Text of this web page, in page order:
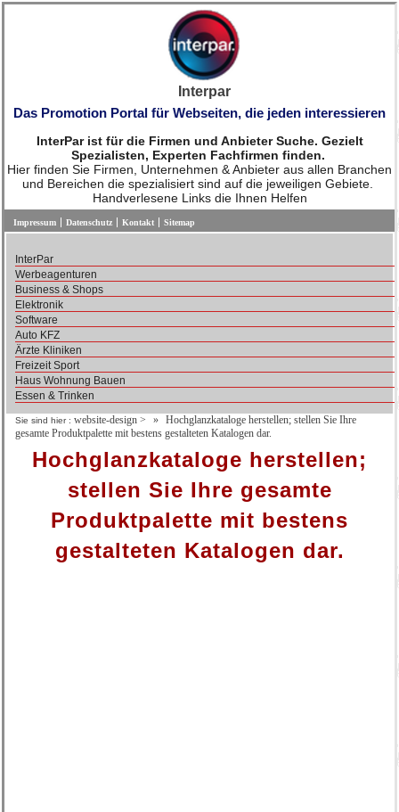
Interpar
Das Promotion Portal für Webseiten, die jeden interessieren
InterPar ist für die Firmen und Anbieter Suche. Gezielt
Spezialisten, Experten Fachfirmen finden.
Hier finden Sie Firmen, Unternehmen & Anbieter aus allen Branchen
und Bereichen die spezialisiert sind auf die jeweiligen Gebiete.
Handverlesene Links die Ihnen Helfen
Impressum Datenschutz Kontakt Sitemap
InterPar
Werbeagenturen
Business & Shops
Elektronik
Software
Auto KFZ
Ärzte Kliniken
Freizeit Sport
Haus Wohnung Bauen
Essen & Trinken
Sie sind hier : website-design >
Hochglanzkataloge herstellen; stellen Sie Ihre
gesamte Produktpalette mit bestens gestalteten Katalogen dar.
Hochglanzkataloge herstellen;
stellen Sie Ihre gesamte
Produktpalette mit bestens
gestalteten Katalogen dar.